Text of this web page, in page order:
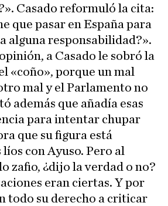
Casado reformuló la cita:
que pasar en España para
alguna responsabilidad?».
a Casado le sobró la
«coño», porque un mal
mal y el Parlamento no
además que añadía esas
para intentar chupar
que su figura está
con Ayuso. Pero al
zafio, ¿dijo la verdad o no?
eran ciertas. Y por
todo su derecho a criticar